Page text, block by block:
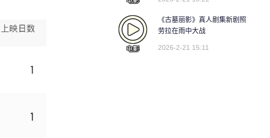
《古墓丽影》真人剧集新剧照
劳拉在雨中大战
2026-2-21 15:11